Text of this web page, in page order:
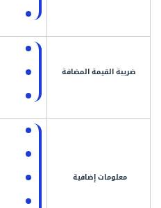
ضريبة القيمة المضافة
معلومات إضافية